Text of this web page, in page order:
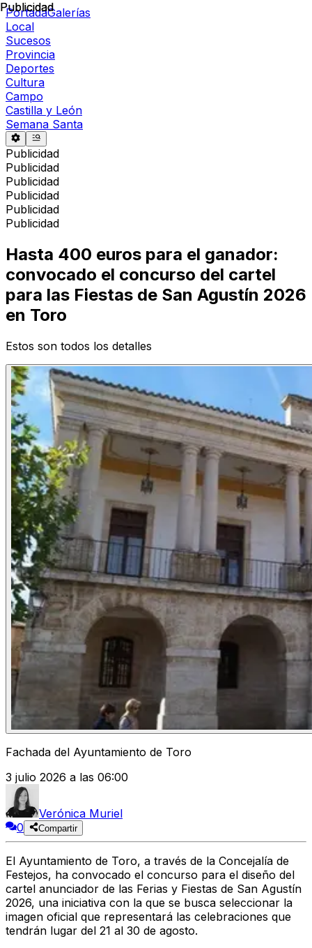
PortadaGalerías
Local
Sucesos
Provincia
Deportes
Cultura
Campo
Castilla y León
Semana Santa
Publicidad
Publicidad
Publicidad
Publicidad
Publicidad
Publicidad
Publicidad
Hasta 400 euros para el ganador:
convocado el concurso del cartel
para las Fiestas de San Agustín 2026
en Toro
Estos son todos los detalles
Fachada del Ayuntamiento de Toro
3 julio 2026 a las 06:00
Verónica Muriel
0
Compartir
El Ayuntamiento de Toro, a través de la Concejalía de
Festejos, ha convocado el concurso para el diseño del
cartel anunciador de las Ferias y Fiestas de San Agustín
2026, una iniciativa con la que se busca seleccionar la
imagen oficial que representará las celebraciones que
tendrán lugar del 21 al 30 de agosto.
Publicidad